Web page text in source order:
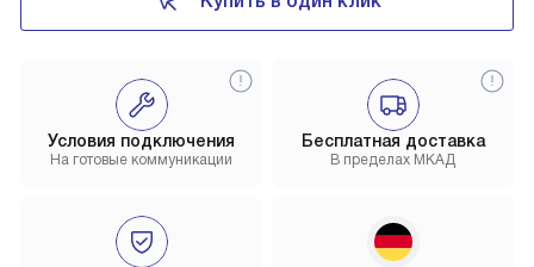
Бесплатная доставка
В пределах МКАД
Условия подключения
На готовые коммуникации